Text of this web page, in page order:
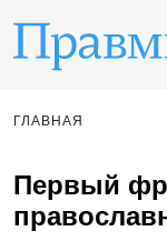
ГЛАВНАЯ
Первый